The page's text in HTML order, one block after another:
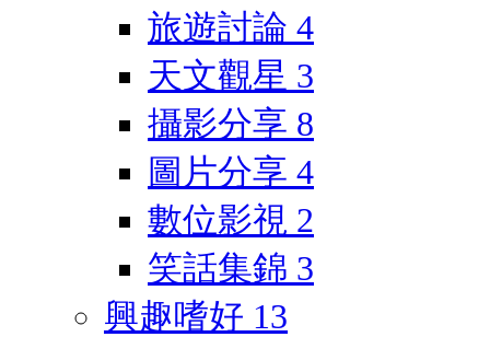
旅遊討論 4
天文觀星 3
攝影分享 8
圖片分享 4
數位影視 2
笑話集錦 3
興趣嗜好 13